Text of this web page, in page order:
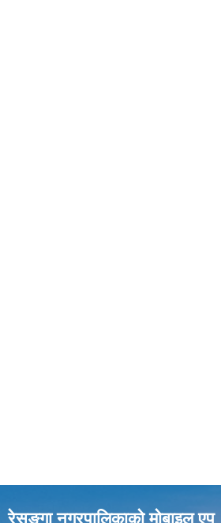
रेसुङ्गा नगरपालिकाकाे माेबाइल एप